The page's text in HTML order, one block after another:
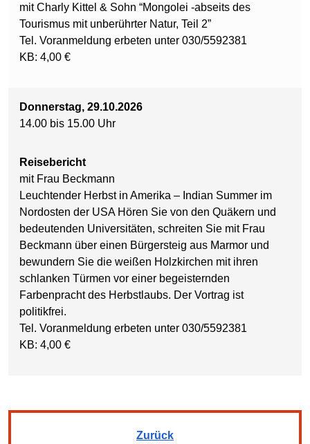
mit Charly Kittel & Sohn “Mongolei -abseits des
Tourismus mit unberührter Natur, Teil 2”
Tel. Voranmeldung erbeten unter 030/5592381
KB: 4,00 €
Donnerstag, 29.10.2026
14.00 bis 15.00 Uhr
Reisebericht
mit Frau Beckmann
Leuchtender Herbst in Amerika – Indian Summer im
Nordosten der USA Hören Sie von den Quäkern und
bedeutenden Universitäten, schreiten Sie mit Frau
Beckmann über einen Bürgersteig aus Marmor und
bewundern Sie die weißen Holzkirchen mit ihren
schlanken Türmen vor einer begeisternden
Farbenpracht des Herbstlaubs. Der Vortrag ist
politikfrei.
Tel. Voranmeldung erbeten unter 030/5592381
KB: 4,00 €
Zurück